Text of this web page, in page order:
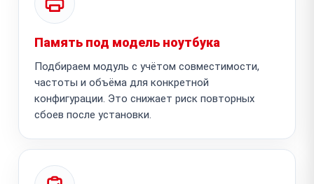
Память под модель ноутбука
Подбираем модуль с учётом совместимости,
частоты и объёма для конкретной
конфигурации. Это снижает риск повторных
сбоев после установки.